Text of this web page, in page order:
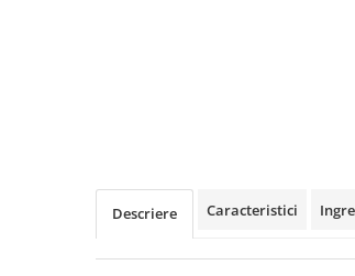
Descriere Caracteristici